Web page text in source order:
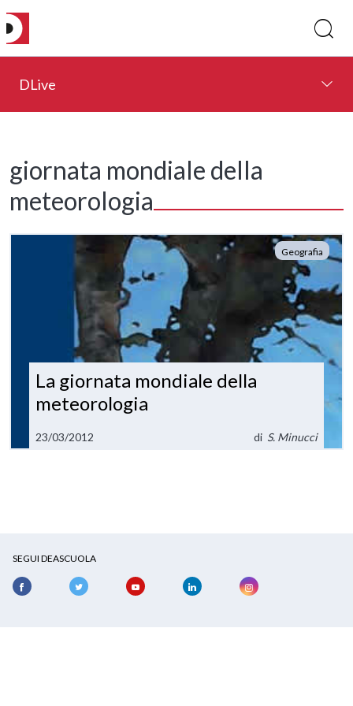
DLive
giornata mondiale della
meteorologia
Geografia
La giornata mondiale della
meteorologia
23/03/2012 di S. Minucci
SEGUI DEASCUOLA